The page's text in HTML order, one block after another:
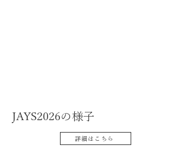
​JAYS2026の様子
詳細はこちら